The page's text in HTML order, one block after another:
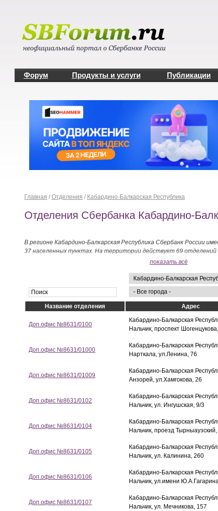
Форум Продукты и услуги Публикации
Главная / Отделения / Кабардино-Балкарская Республика
Отделения Сбербанка Кабардино-
В регионе Кабардино-Балкарская Республика Сбербанк России
37 населенных пунктах. На территории действует 69 отделений
показать всё
Название отделения Адрес
Доп.офис №8631/0100
Кабардино-Балкарская
Нальчик, проспект
Доп.офис №8631/01000
Кабардино-Балкарская
Нарткала, ул.Ленина, 76
Доп.офис №8631/01009
Кабардино-Балкарская
Анзорей, ул.Хамгокова, 26
Доп.офис №8631/0102
Кабардино-Балкарская
Нальчик, ул. Ингушская, 9/3
Доп.офис №8631/0104
Кабардино-Балкарская
Нальчик, проезд
Доп.офис №8631/0105
Кабардино-Балкарская
Нальчик, ул. Калинина, 260
Доп.офис №8631/0106
Кабардино-Балкарская
Нальчик, ул.имени
Доп.офис №8631/0107
Кабардино-Балкарская
Нальчик, ул. Мечникова, 157